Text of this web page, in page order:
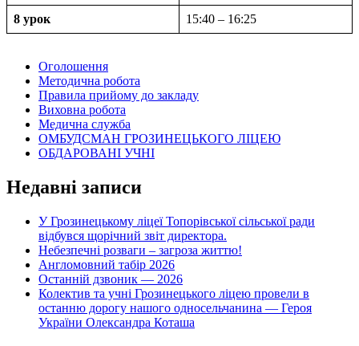
8 урок 15:40 – 16:25
Оголошення
Методична робота
Правила прийому до закладу
Виховна робота
Медична служба
ОМБУДСМАН ГРОЗИНЕЦЬКОГО ЛІЦЕЮ
ОБДАРОВАНІ УЧНІ
Недавні записи
У Грозинецькому ліцеї Топорівської сільської ради
відбувся щорічний звіт директора.
Небезпечні розваги – загроза життю!
Англомовний табір 2026
Останній дзвоник — 2026
Колектив та учні Грозинецького ліцею провели в
останню дорогу нашого односельчанина — Героя
України Олександра Коташа